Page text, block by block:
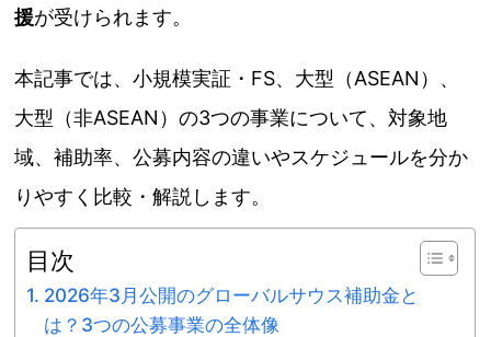
援が受けられます。
本記事では、小規模実証・FS、大型（ASEAN）、
大型（非ASEAN）の3つの事業について、対象地
域、補助率、公募内容の違いやスケジュールを分か
りやすく比較・解説します。
目次
2026年3月公開のグローバルサウス補助金と
は？3つの公募事業の全体像